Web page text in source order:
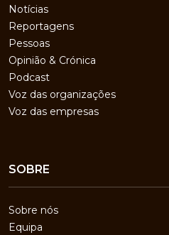
Notícias
Reportagens
Pessoas
Opinião & Crónica
Podcast
Voz das organizações
Voz das empresas
SOBRE
Sobre nós
Equipa